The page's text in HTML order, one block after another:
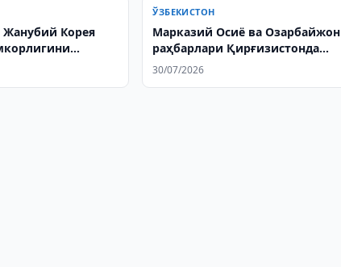
Жанубий Корея
ЎЗБЕКИСТОН
Марказий Осиё ва Озарбайжон
раҳбарлари Қирғизистонда
гольф клубини очишди
30/07/2026